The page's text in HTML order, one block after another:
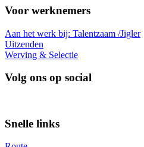
Voor werknemers
Aan het werk bij: Talentzaam /Jigler
Uitzenden
Werving & Selectie
Volg ons op social
Snelle links